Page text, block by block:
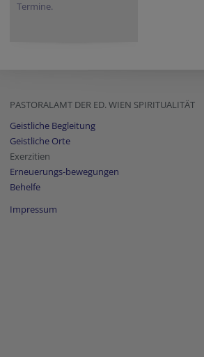
Termine.
PASTORALAMT DER ED. WIEN SPIRITUALITÄT
Geistliche Begleitung
Geistliche Orte
Exerzitien
Erneuerungs-bewegungen
Behelfe
Impressum